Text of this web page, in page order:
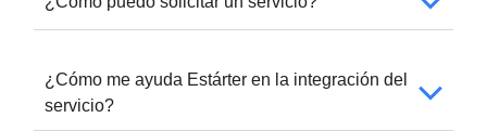
¿Cómo me ayuda Estárter en la integración del
servicio?